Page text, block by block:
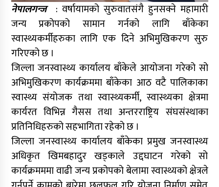
नेपालगन्ज : वर्षायामको सुरुवातसंगै हुनसक्ने महामारी
जन्य प्रकोपको सामान गर्नको लागि बाँकेका
स्वास्थ्यकर्मीहरुका लागि एक दिने अभिमुखिकरण सुरु
गरिएको छ ।
जिल्ला जनस्वास्थ्य कार्यालय बाँकेले आयोजना गरेको सो
अभिमुखिकरण कार्यक्रममा बाँकेका आठ वटै पालिकाका
स्वास्थ्य संयोजक तथा स्वास्थ्यकर्मी, स्वास्थ्यका क्षेत्रमा
कार्यरत विभिन्न गैसस तथा अन्तरराष्ट्रिय संघसंस्थाका
प्रतिनिधिहरुको सहभागिता रहेको छ ।
जिल्ला जनस्वास्थ्य कार्यालय बाँकेका प्रमुख जनस्वास्थ्य
अधिकृत खिमबहादुर खड्काले उद्दघाटन गरेको सो
कार्यक्रमममा वाढी जन्य प्रकोपको बेलामा स्वास्थ्यको क्षेत्रले